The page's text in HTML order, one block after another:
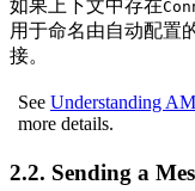
如果上下文中存在
用于命名由自动配置
接。
See Understanding
more details.
2.2. Sending a